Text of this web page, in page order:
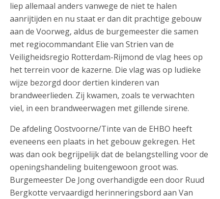
liep allemaal anders vanwege de niet te halen
aanrijtijden en nu staat er dan dit prachtige gebouw
aan de Voorweg, aldus de burgemeester die samen
met regiocommandant Elie van Strien van de
Veiligheidsregio Rotterdam-Rijmond de vlag hees op
het terrein voor de kazerne. Die vlag was op ludieke
wijze bezorgd door dertien kinderen van
brandweerlieden. Zij kwamen, zoals te verwachten
viel, in een brandweerwagen met gillende sirene.
De afdeling Oostvoorne/Tinte van de EHBO heeft
eveneens een plaats in het gebouw gekregen. Het
was dan ook begrijpelijk dat de belangstelling voor de
openingshandeling buitengewoon groot was.
Burgemeester De Jong overhandigde een door Ruud
Bergkotte vervaardigd herinneringsbord aan Van